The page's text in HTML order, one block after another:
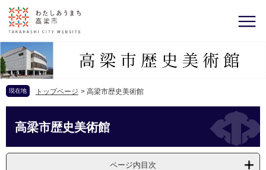
現在地 トップページ > 高梁市歴史美術館
高梁市歴史美術館
ページ内目次